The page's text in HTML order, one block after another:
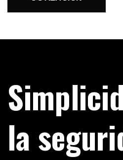
la